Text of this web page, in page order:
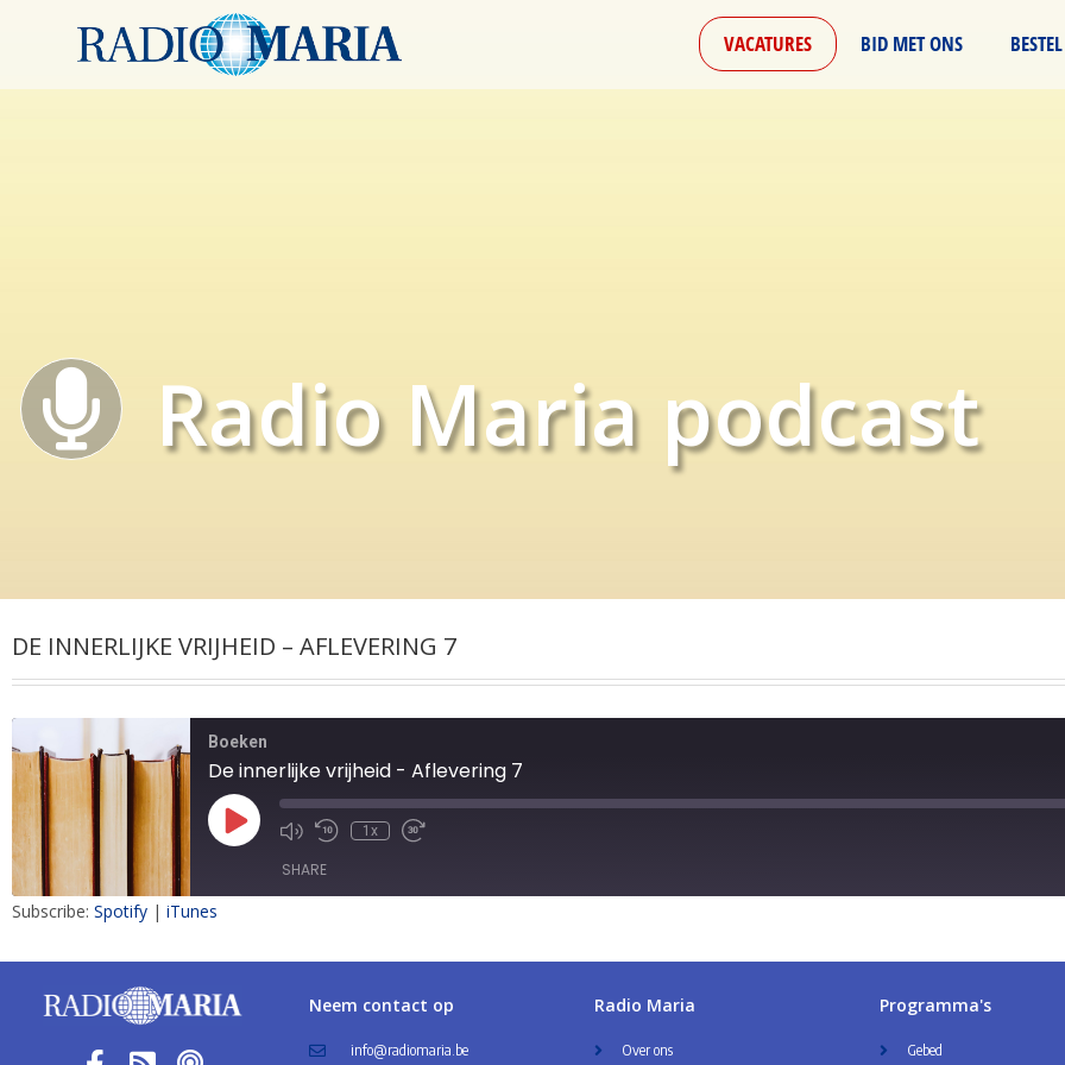
VACATURES BID MET ONS BESTEL
Radio Maria podcast
DE INNERLIJKE VRIJHEID – AFLEVERING 7
Boeken
De innerlijke vrijheid - Aflevering 7
1x
SHARE
LINK
Subscribe: Spotify | iTunes
Neem contact op
info@radiomaria.be
Radio Maria
Over ons
Programma's
Gebed